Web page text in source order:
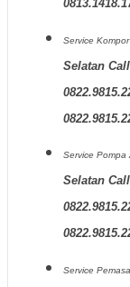
Service
Selatan Call
Service Pompa
Selatan Call
Service